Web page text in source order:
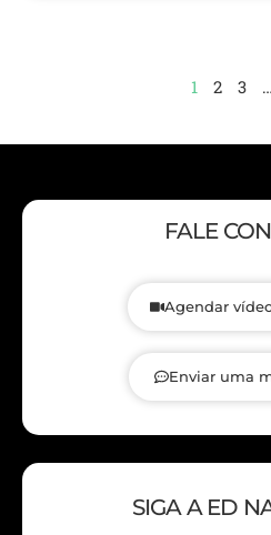
1 2 3 …
FALE
Agendar
Enviar uma
SIGA A ED